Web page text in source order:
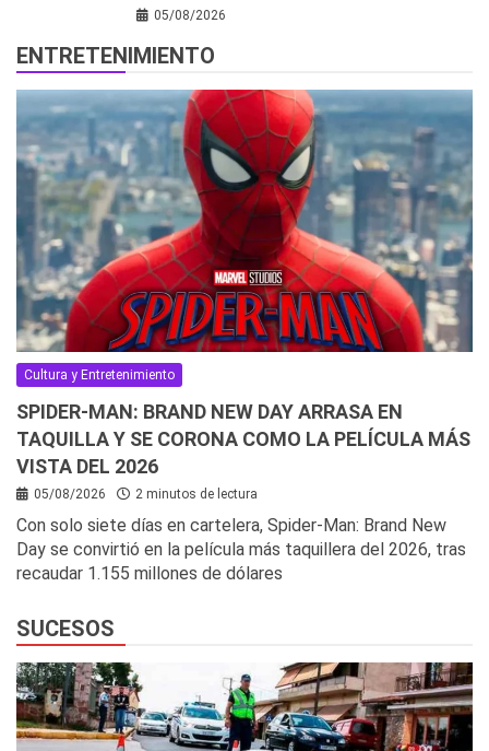
05/08/2026
ENTRETENIMIENTO
Cultura y Entretenimiento
SPIDER-MAN: BRAND NEW DAY ARRASA EN
TAQUILLA Y SE CORONA COMO LA PELÍCULA MÁS
VISTA DEL 2026
05/08/2026 2 minutos de lectura
Con solo siete días en cartelera, Spider-Man: Brand New
Day se convirtió en la película más taquillera del 2026, tras
recaudar 1.155 millones de dólares
SUCESOS